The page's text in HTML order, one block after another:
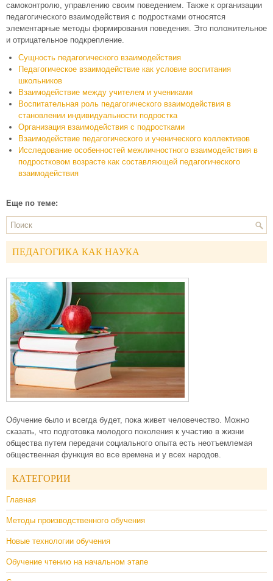
самоконтролю, управлению своим поведением. Также к организации
педагогического взаимодействия с подростками относятся
элементарные методы формирования поведения. Это положительное
и отрицательное подкрепление.
Сущность педагогического взаимодействия
Педагогическое взаимодействие как условие воспитания
школьников
Взаимодействие между учителем и учениками
Воспитательная роль педагогического взаимодействия в
становлении индивидуальности подростка
Организация взаимодействия с подростками
Взаимодействие педагогического и ученического коллективов
Исследование особенностей межличностного взаимодействия в
подростковом возрасте как составляющей педагогического
взаимодействия
Еще по теме:
ПЕДАГОГИКА КАК НАУКА
Обучение было и всегда будет, пока живет человечество. Можно
сказать, что подготовка молодого поколения к участию в жизни
общества путем передачи социального опыта есть неотъемлемая
общественная функция во все времена и у всех народов.
КАТЕГОРИИ
Главная
Методы производственного обучения
Новые технологии обучения
Обучение чтению на начальном этапе